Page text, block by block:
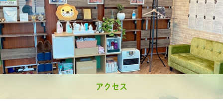
アクセス